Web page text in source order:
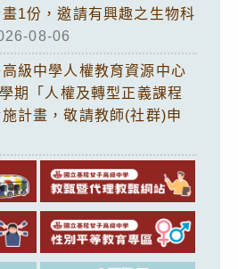
1份，邀請有興趣之生物科
08-06
級中學人權教育資源中心
期「人權及轉型正義課程
計畫，敬請教師(社群)申